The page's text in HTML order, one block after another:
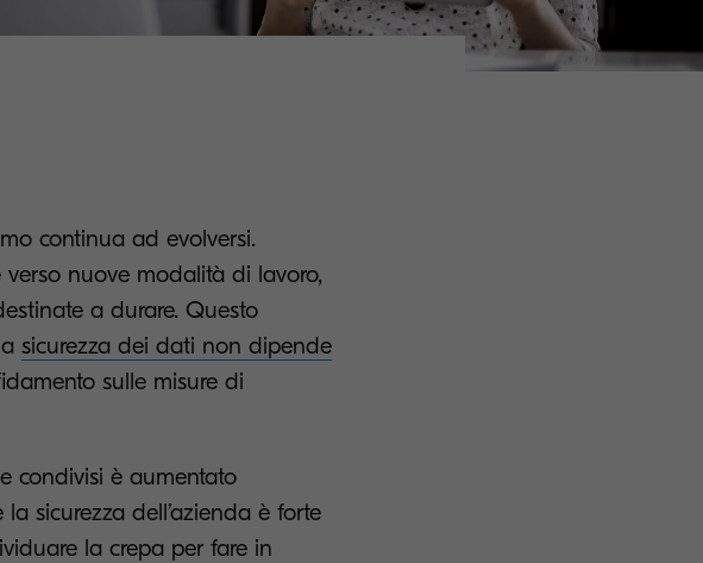
continua ad evolversi.
nuove modalità di lavoro,
a durare. Questo
sicurezza dei dati non dipende
sulle misure di
condivisi è aumentato
sicurezza dell’azienda è forte
la crepa per fare in